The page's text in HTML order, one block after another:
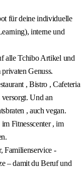
für deine individuelle
interne und
alle Tchibo Artikel und
Genuss.
, Bistro , Cafeteria
versorgt. Und an
, auch vegan.
Fitnesscenter , im
Familienservice -
– damit du Beruf und